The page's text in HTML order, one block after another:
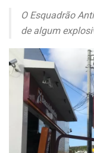
O Esquadrão
de algum